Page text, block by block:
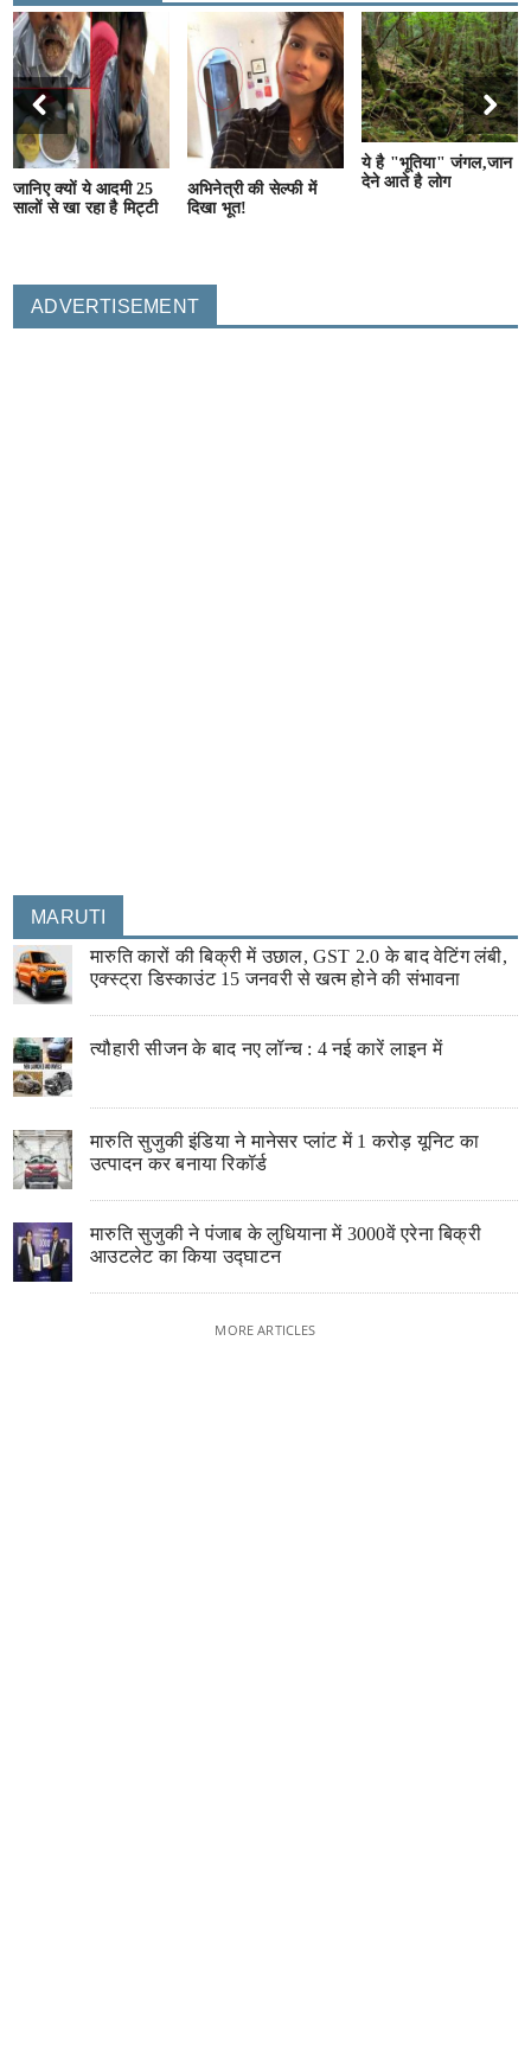
जानिए क्यों ये आदमी 25
सालों से खा रहा है मिट्टी
अभिनेत्री की सेल्फी में
दिखा भूत!
ये है "भूतिया" जंगल,जान
देने आते है लोग
ADVERTISEMENT
MARUTI
मारुति कारों की बिक्री में उछाल, GST 2.0 के बाद वेटिंग लंबी,
एक्स्ट्रा डिस्काउंट 15 जनवरी से खत्म होने की संभावना
त्यौहारी सीजन के बाद नए लॉन्च : 4 नई कारें लाइन में
मारुति सुजुकी इंडिया ने मानेसर प्लांट में 1 करोड़ यूनिट का
उत्पादन कर बनाया रिकॉर्ड
मारुति सुजुकी ने पंजाब के लुधियाना में 3000वें एरेना बिक्री
आउटलेट का किया उद्घाटन
MORE ARTICLES